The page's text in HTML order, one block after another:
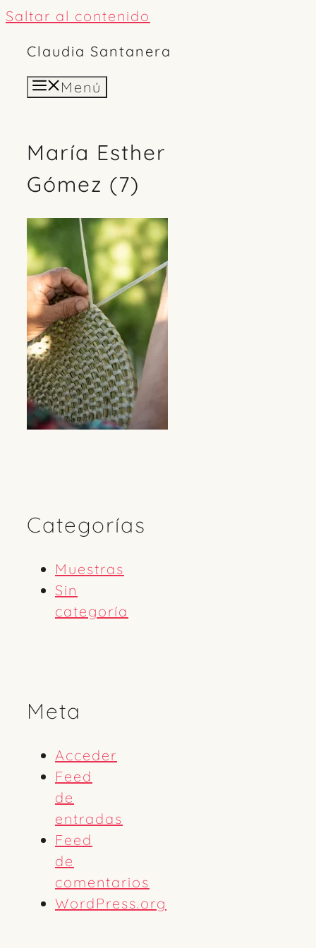
Saltar al contenido
Claudia Santanera
Menú
María Esther
Gómez (7)
Categorías
Muestras
Sin
categoría
Meta
Acceder
Feed
de
entradas
Feed
de
comentarios
WordPress.org